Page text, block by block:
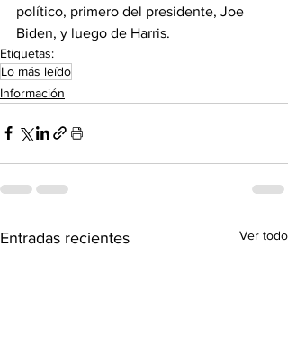
político, primero del presidente, Joe
Biden, y luego de Harris.
Etiquetas:
Lo más leído
Información
Entradas recientes Ver todo